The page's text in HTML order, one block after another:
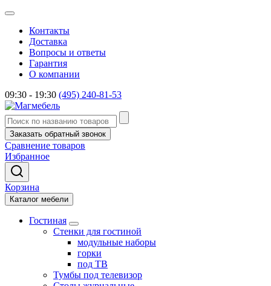
Контакты
Доставка
Вопросы и ответы
Гарантия
О компании
09:30 - 19:30 (495) 240-81-53
Заказать обратный звонок
Сравнение товаров
Избранное
Корзина
Каталог мебели
Гостиная
Стенки для гостиной
модульные наборы
горки
под ТВ
Тумбы под телевизор